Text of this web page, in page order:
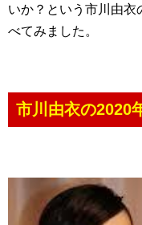
いか？という市川由衣
べてみました。
市川由衣の2020